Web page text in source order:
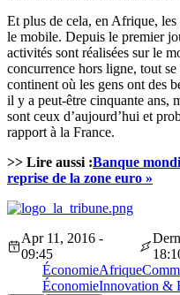
Et plus de cela, en Afrique,
le mobile. Depuis le premier
activités sont réalisées sur le
concurrence hors ligne, tout
continent où les gens ont des
il y a peut-être cinquante ans,
sont ceux d’aujourd’hui et
rapport à la France.
>> Lire aussi :Banque
reprise de la zone euro »
Apr 11, 2016 -
09:45
ÉconomieAfrique
ÉconomieInnovation &